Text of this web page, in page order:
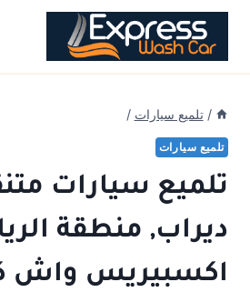
Skip
content
/ تلميع سيارات /
تلميع سيارات
تلميع سيارات
ديراب, منطقة
اكسبيريس واش